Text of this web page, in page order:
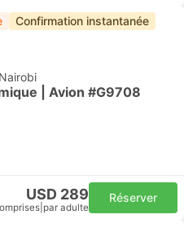
Confirmation instantanée
| Avion #G9708
USD 289
par adulte
Réserver